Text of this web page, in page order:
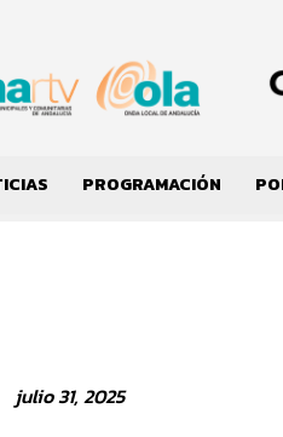
PROGRAMACIÓN
julio 31, 2025